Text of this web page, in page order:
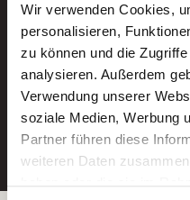
Wir verwenden Cookies,
personalisieren,
zu können und die
analysieren. Außerdem
Verwendung unserer
soziale Medien, Werbung
Partner führen diese
weiteren Daten
Neue
Ein kostenloser
E-Mail-